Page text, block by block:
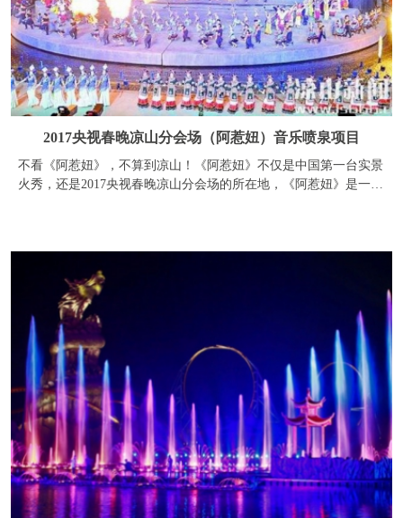
2017央视春晚凉山分会场（阿惹妞）音乐喷泉项目
不看《阿惹妞》，不算到凉山！《阿惹妞》不仅是中国第一台实景
火秀，还是2017央视春晚凉山分会场的所在地，《阿惹妞》是一首
情歌，一方情感，更是一种情怀“火”作为彝族的生命图腾贯穿全
剧，从民族源起的脚步，到彝人世俗风情的展开，从阿惹妞情与爱
的相遇相知到火
安徽合肥万达主题乐园大湖秀音乐喷泉项目
合肥万达主题乐园大型神话实景水秀----巢湖传奇，运用喷泉、水
幕、火泉、全彩激光、3D影像、电脑灯、焰火等国际最新的多媒
体艺术和技术成果，为游客打造电光流影的世界级视听盛宴。